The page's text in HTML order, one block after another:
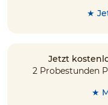
★
Jetzt
2 Probestunden
★